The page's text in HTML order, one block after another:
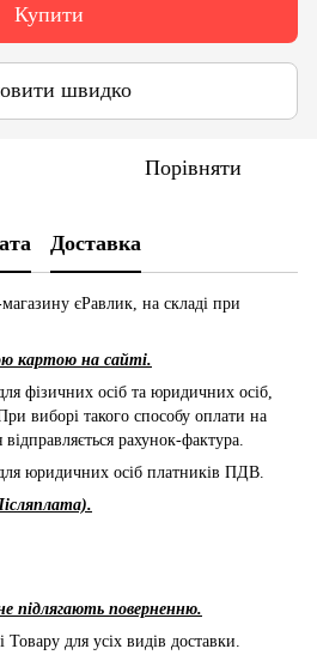
Купити
швидко
Порівняти
Доставка
магазину єРавлик, на складі при
картою на сайті.
фізичних осіб та юридичних осіб,
виборі такого способу оплати на
рахунок-фактура.
юридичних осіб платників ПДВ.
підлягають поверненню.
для усіх видів доставки.